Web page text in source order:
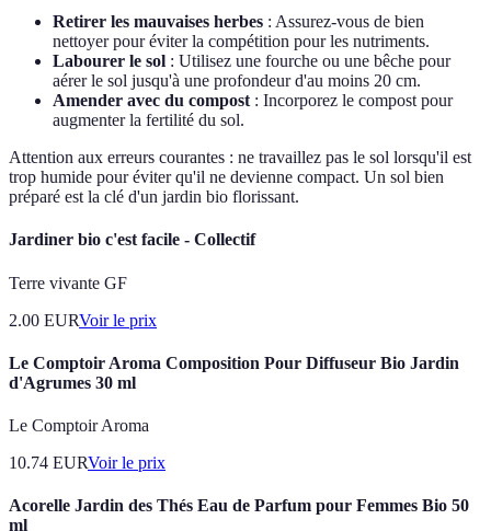
Retirer les mauvaises herbes : Assurez-vous de bien
nettoyer pour éviter la compétition pour les nutriments.
Labourer le sol : Utilisez une fourche ou une bêche pour
aérer le sol jusqu'à une profondeur d'au moins 20 cm.
Amender avec du compost : Incorporez le compost pour
augmenter la fertilité du sol.
Attention aux erreurs courantes : ne travaillez pas le sol lorsqu'il est
trop humide pour éviter qu'il ne devienne compact. Un sol bien
préparé est la clé d'un jardin bio florissant.
Jardiner bio c'est facile - Collectif
Terre vivante GF
2.00 EURVoir le prix
Le Comptoir Aroma Composition Pour Diffuseur Bio Jardin
d'Agrumes 30 ml
Le Comptoir Aroma
10.74 EURVoir le prix
Acorelle Jardin des Thés Eau de Parfum pour Femmes Bio 50
ml